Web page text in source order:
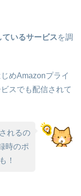
ているサービスを調
めAmazonプライ
スでも配信されて
れるの
時のポ
！